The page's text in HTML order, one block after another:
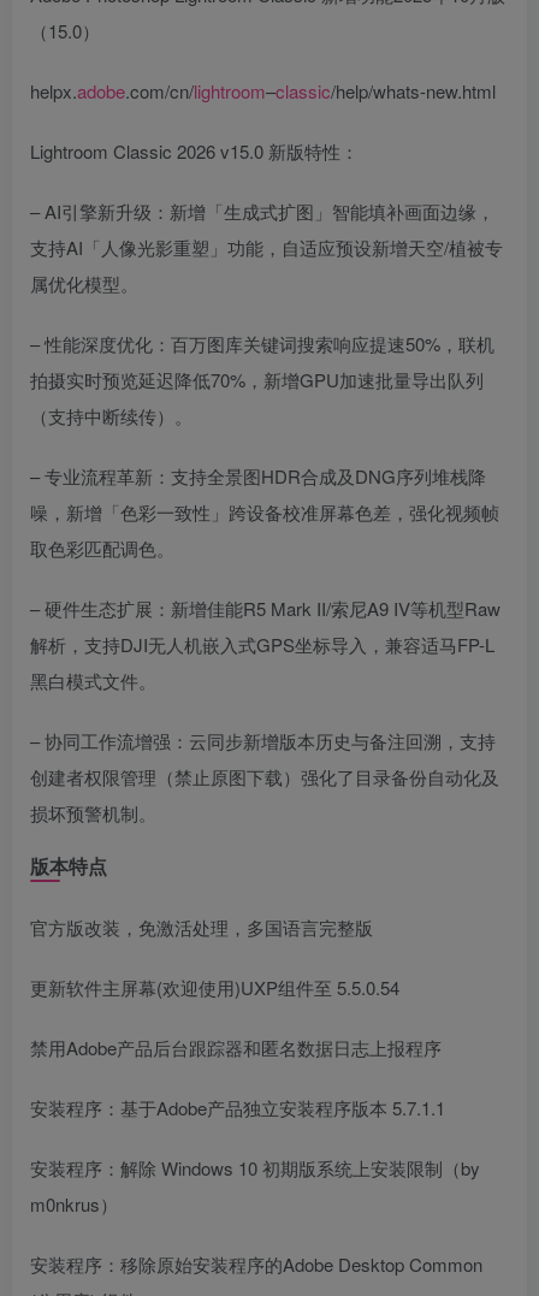
（15.0）
helpx.adobe.com/cn/lightroom–classic/help/whats-new.html
Lightroom Classic 2026 v15.0 新版特性：
– AI引擎新升级：新增「生成式扩图」智能填补画面边缘，
支持AI「人像光影重塑」功能，自适应预设新增天空/植被专
属优化模型。
– 性能深度优化：百万图库关键词搜索响应提速50%，联机
拍摄实时预览延迟降低70%，新增GPU加速批量导出队列
（支持中断续传）。
– 专业流程革新：支持全景图HDR合成及DNG序列堆栈降
噪，新增「色彩一致性」跨设备校准屏幕色差，强化视频帧
取色彩匹配调色。
– 硬件生态扩展：新增佳能R5 Mark II/索尼A9 IV等机型Raw
解析，支持DJI无人机嵌入式GPS坐标导入，兼容适马FP-L
黑白模式文件。
– 协同工作流增强：云同步新增版本历史与备注回溯，支持
创建者权限管理（禁止原图下载）强化了目录备份自动化及
损坏预警机制。
版本特点
官方版改装，免激活处理，多国语言完整版
更新软件主屏幕(欢迎使用)UXP组件至 5.5.0.54
禁用Adobe产品后台跟踪器和匿名数据日志上报程序
安装程序：基于Adobe产品独立安装程序版本 5.7.1.1
安装程序：解除 Windows 10 初期版系统上安装限制（by
m0nkrus）
安装程序：移除原始安装程序的Adobe Desktop Common